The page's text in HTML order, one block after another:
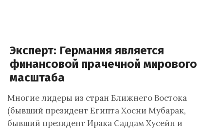
Эксперт: Германия является
финансовой прачечной мирового
масштаба
Многие лидеры из стран Ближнего Востока
(бывший президент Египта Хосни Мубарак,
бывший президент Ирака Саддам Хусейн и